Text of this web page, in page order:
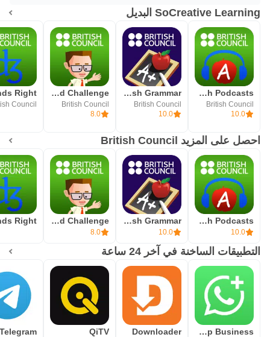
SoCreative Learning البديل
LearnEnglish Podcasts
British Council
10.0
LearnEnglish Grammar
British Council
10.0
Johnny Grammar Word Challenge
British Council
8.0
Council
احصل على المزيد British Council
LearnEnglish Podcasts
10.0
LearnEnglish Grammar
10.0
Johnny Grammar Word Challenge
8.0
التطبيقات الساخنة في آخر 24 ساعة
WhatsApp Business
Downloader
QiTV
Telegram